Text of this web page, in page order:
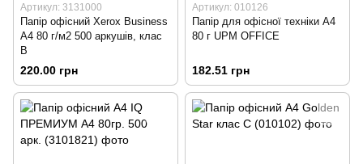
Артикул: 3131000
Папір офісний Xerox Business
A4 80 г/м2 500 аркушів, клас
B
220.00 грн
Артикул: 010126
Папір для офісної техніки А4
80 г UPM OFFICE
182.51 грн